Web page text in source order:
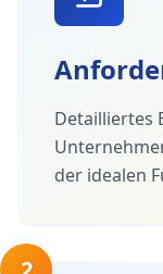
Detailliertes
der idealen